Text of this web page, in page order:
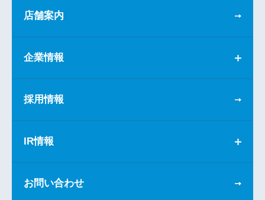
店舗案内
企業情報
採用情報
IR情報
お問い合わせ